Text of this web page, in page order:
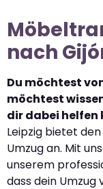
nach
Du möchtest
möchtest
dir dabei helfen
Leipzig bietet
Umzug an. Mit
unserem
dass dein Umzug